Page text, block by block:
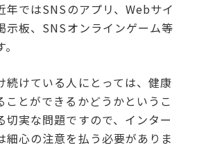
年ではSNSのアプリ、Webサイ
示板、SNSオンラインゲーム等
続けている人にとっては、健康
ことができるかどうかというこ
切実な問題ですので、インター
細心の注意を払う必要がありま